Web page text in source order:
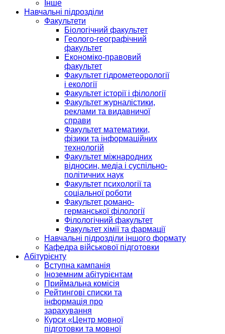
Інше
Навчальні підрозділи
Факультети
Біологічний факультет
Геолого-географічний
факультет
Економіко-правовий
факультет
Факультет гідрометеорології
і екології
Факультет історії і філології
Факультет журналістики,
реклами та видавничої
справи
Факультет математики,
фізики та інформаційних
технологій
Факультет міжнародних
відносин, медіа і суспільно-
політичних наук
Факультет психології та
соціальної роботи
Факультет романо-
германської філології
Філологічний факультет
Факультет хімії та фармації
Навчальні підрозділи іншого формату
Кафедра військової підготовки
Абітурієнту
Вступна кампанія
Іноземним абітурієнтам
Приймальна комісія
Рейтингові списки та
інформація про
зарахування
Курси «Центр мовної
підготовки та мовної